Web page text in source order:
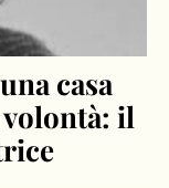
casa
il